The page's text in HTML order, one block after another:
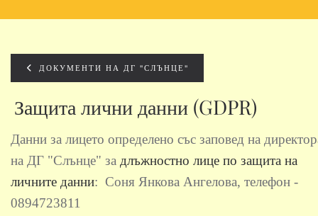
ДОКУМЕНТИ НА ДГ "СЛЪНЦЕ"
Защита лични данни (GDPR)
Данни за лицето определено със заповед на
на ДГ "Слънце" за длъжностно лице по защита на
личните данни: Соня Янкова Ангелова, телефон -
0894723811